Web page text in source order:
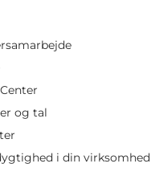
og tal
i din virksomhed